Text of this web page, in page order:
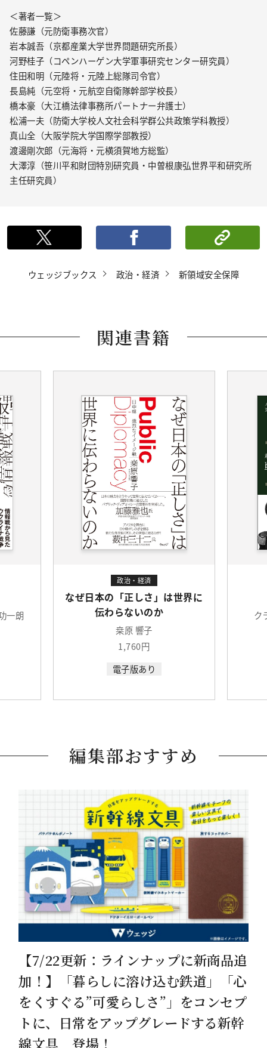
＜著者一覧＞
佐藤謙（元防衛事務次官）
岩本誠吾（京都産業大学世界問題研究所長）
河野桂子（コペンハーゲン大学軍事研究センター研究員）
住田和明（元陸将・元陸上総隊司令官）
長島純（元空将・元航空自衛隊幹部学校長）
橋本豪（大江橋法律事務所パートナー弁護士）
松浦一夫（防衛大学校人文社会科学群公共政策学科教授）
真山全（大阪学院大学国際学部教授）
渡邊剛次郎（元海将・元横須賀地方総監）
大澤淳（笹川平和財団特別研究員・中曽根康弘世界平和研究所
主任研究員）
ポストする シ
ウェッジブックス 政治・経済 新領域安全保障
関連書籍
一朗
政治・経済
なぜ日本の「正しさ」は世界に
伝わらないのか
桒原 響子
1,760円
電子版あり
ク
編集部おすすめ
【7/22更新：ラインナップに新商品追
加！】「暮らしに溶け込む鉄道」「心
をくすぐる”可愛らしさ”」をコンセプ
トに、日常をアップグレードする新幹
線文具 登場！